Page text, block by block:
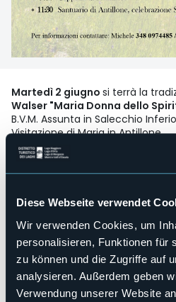
Diese Webseite verwendet
Wir verwenden Cookies, um
personalisieren, Funktionen für
zu können und die Zugriffe auf
analysieren. Außerdem geben
Verwendung unserer Website
Martedì 2 giugno si terrà la
Walser "Maria Donna dello
B.V.M. Assunta in Salecchio
Visitazione di Maria in Antillone.
l tema principale del
di riferimento delle scorse
Maria.
Il ritrovo è previsto alle ore 07:00
Salecchio Inferiore , nel Comune
assieme al sacerdote daranno
Antillone. La processione sarà
Madonna della Pietà di
a memoria dell’antica statua
Quest’ultima, purtroppo
veniva portata in spalla dai